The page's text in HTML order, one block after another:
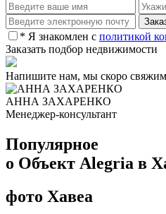
* Я знакомлен с политикой
Заказать подбор недвижимости
Напишите нам, мы скоро
АННА ЗАХАРЕНКО
Менеджер-консультант
Популярное
о Объект Alegria в
фото Хавеа